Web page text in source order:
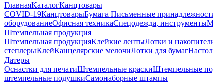
ГлавнаяКаталогКанцтовары
COVID-19КанцтоварыБумага Письменные
оборудованиеОфисная техникаСпецодежда, инструменты
Штемпельная продукция
Штемпельная продукцияКлейкие лентыЛотки и
степлерыКлейКанцелярские мелочиЛотки для бумаг
Датеры
Оснастки для печатиШтемпельные краскиШтемпельные
штемпельные подушкиСамонаборные штампы